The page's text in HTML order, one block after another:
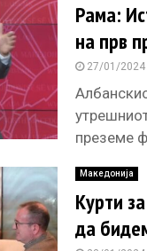
Рама:
на прв
27/01/2024
преземе
Македонија
Курти
да